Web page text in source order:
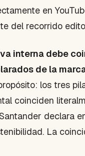
en
del recorrido
interna debe
de la
los tres
coinciden
declara
La